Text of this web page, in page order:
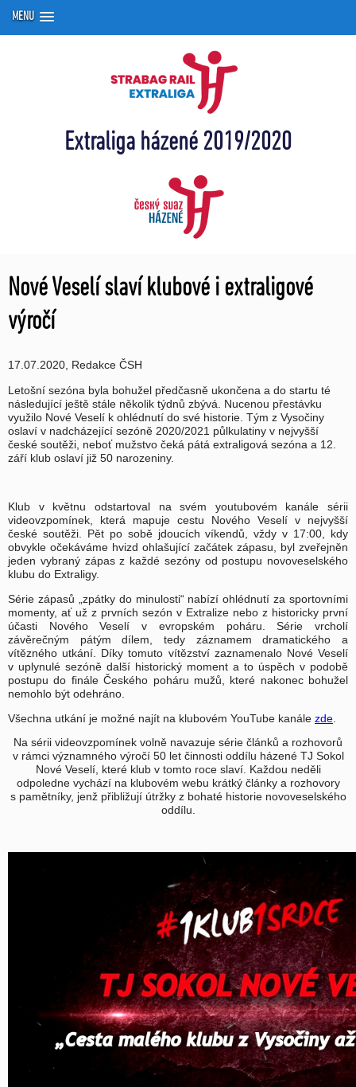
MENU
Extraliga házené 2019/2020
Nové Veselí slaví klubové i extraligové
výročí
17.07.2020, Redakce ČSH
Letošní sezóna byla bohužel předčasně ukončena a do startu té
následující ještě stále několik týdnů zbývá. Nucenou přestávku
využilo Nové Veselí k ohlédnutí do své historie. Tým z Vysočiny
oslaví v nadcházející sezóně 2020/2021 půlkulatiny v nejvyšší
české soutěži, neboť mužstvo čeká pátá extraligová sezóna a 12.
září klub oslaví již 50 narozeniny.
Klub v květnu odstartoval na svém youtubovém kanále sérii
videovzpomínek, která mapuje cestu Nového Veselí v nejvyšší
české soutěži. Pět po sobě jdoucích víkendů, vždy v 17:00, kdy
obvykle očekáváme hvizd ohlašující začátek zápasu, byl zveřejněn
jeden vybraný zápas z každé sezóny od postupu novoveselského
klubu do Extraligy.
Série zápasů „zpátky do minulosti“ nabízí ohlédnutí za sportovními
momenty, ať už z prvních sezón v Extralize nebo z historicky první
účasti Nového Veselí v evropském poháru. Série vrcholí
závěrečným pátým dílem, tedy záznamem dramatického a
vítězného utkání. Díky tomuto vítězství zaznamenalo Nové Veselí
v uplynulé sezóně další historický moment a to úspěch v podobě
postupu do finále Českého poháru mužů, které nakonec bohužel
nemohlo být odehráno.
Všechna utkání je možné najít na klubovém YouTube kanále zde
Na sérii videovzpomínek volně navazuje série článků a rozhovorů
v rámci významného výročí 50 let činnosti oddílu házené TJ Sokol
Nové Veselí, které klub v tomto roce slaví. Každou neděli
odpoledne vychází na klubovém webu krátký články a rozhovory
s pamětníky, jenž přibližují útržky z bohaté historie novoveselského
oddílu.